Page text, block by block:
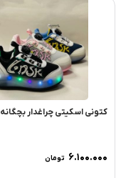
کتونی اسکیتی چراغدار بچگانه
۶.۱۰۰.۰۰۰ تومان